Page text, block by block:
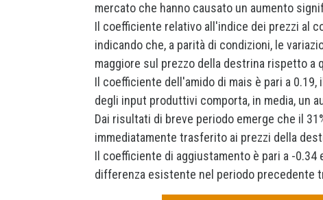
mercato che hanno causato un aumento
Il coefficiente relativo all'indice dei prezzi al
indicando che, a parità di condizioni, le
maggiore sul prezzo della destrina rispetto a
Il coefficiente dell'amido di mais è pari a
degli input produttivi comporta, in media, un
Dai risultati di breve periodo emerge che il
immediatamente trasferito ai prezzi della
Il coefficiente di aggiustamento è pari a -0.34
differenza esistente nel periodo precedente